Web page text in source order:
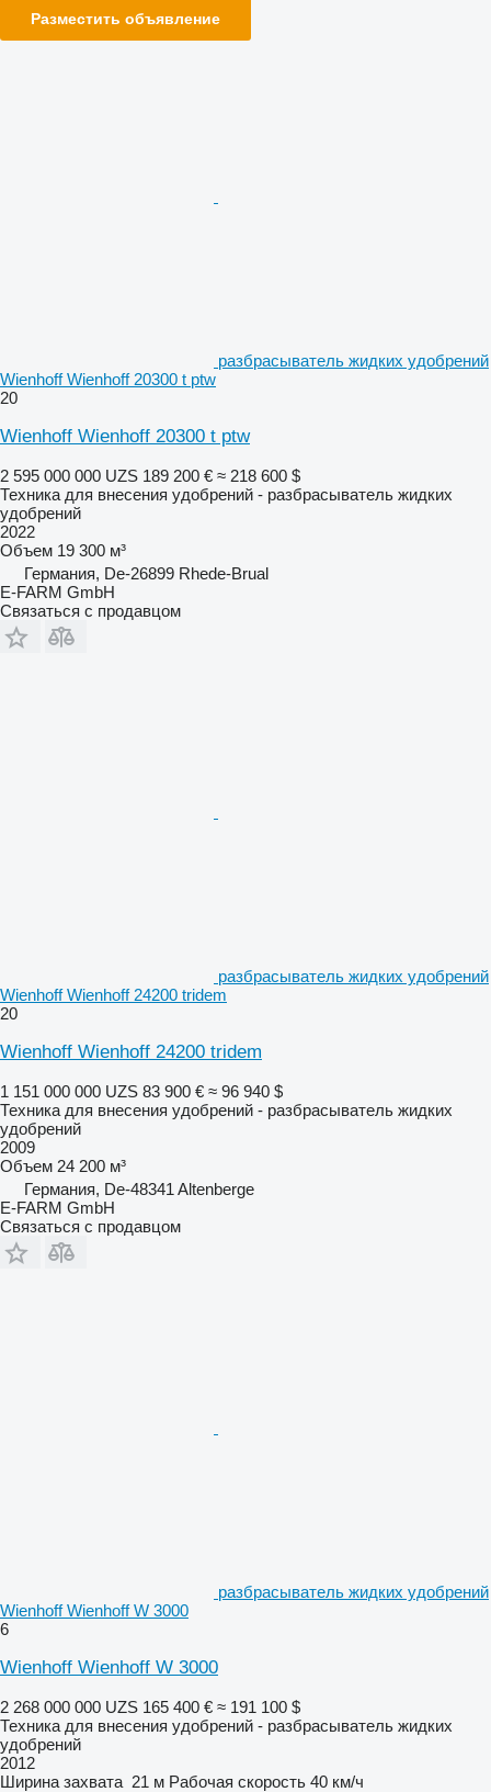
Разместить объявление
разбрасыватель жидких удобрений
Wienhoff Wienhoff 20300 t ptw
20
Wienhoff Wienhoff 20300 t ptw
2 595 000 000 UZS 189 200 € ≈ 218 600 $
Техника для внесения удобрений - разбрасыватель жидких
удобрений
2022
Объем 19 300 м³
Германия, De-26899 Rhede-Brual
E-FARM GmbH
Связаться с продавцом
разбрасыватель жидких удобрений
Wienhoff Wienhoff 24200 tridem
20
Wienhoff Wienhoff 24200 tridem
1 151 000 000 UZS 83 900 € ≈ 96 940 $
Техника для внесения удобрений - разбрасыватель жидких
удобрений
2009
Объем 24 200 м³
Германия, De-48341 Altenberge
E-FARM GmbH
Связаться с продавцом
разбрасыватель жидких удобрений
Wienhoff Wienhoff W 3000
6
Wienhoff Wienhoff W 3000
2 268 000 000 UZS 165 400 € ≈ 191 100 $
Техника для внесения удобрений - разбрасыватель жидких
удобрений
2012
Ширина захвата 21 м Рабочая скорость 40 км/ч